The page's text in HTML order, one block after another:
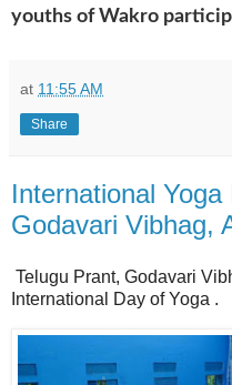
youths of Wakro
at 11:55 AM
Share
International
Godavari Vibhag,
Telugu Prant, Godavari
International Day of Yoga .